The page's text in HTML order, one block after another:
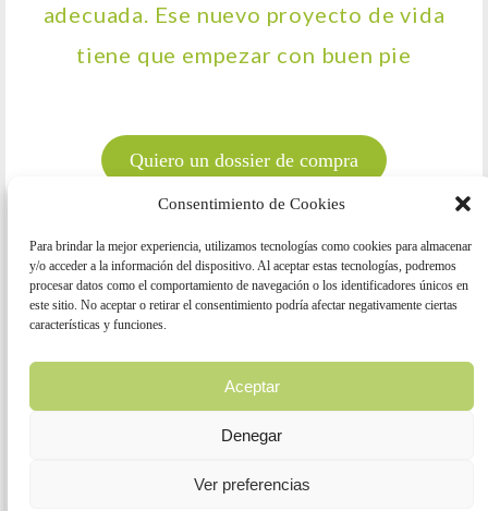
Consentimiento de Cookies
Para brindar la mejor experiencia, utilizamos tecnologías como cookies para almacenar
y/o acceder a la información del dispositivo. Al aceptar estas tecnologías, podremos
procesar datos como el comportamiento de navegación o los identificadores únicos en
este sitio. No aceptar o retirar el consentimiento podría afectar negativamente ciertas
características y funciones.
Aceptar
Denegar
Ver preferencias
adecuada. Ese nuevo proyecto de vida
tiene que empezar con buen pie
Quiero un dossier de compra
Compártelo